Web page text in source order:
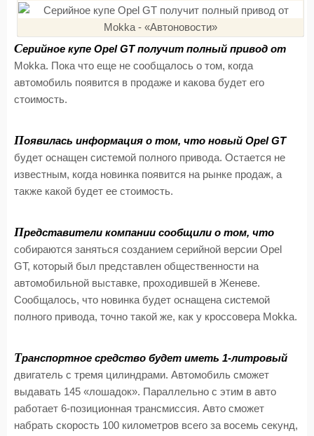
Серийное купе Opel GT получит полный привод от
Mokka. Пока что еще не сообщалось о том, когда
автомобиль появится в продаже и какова будет его
стоимость.
Появилась информация о том, что новый Opel GT
будет оснащен системой полного привода. Остается не
известным, когда новинка появится на рынке продаж, а
также какой будет ее стоимость.
Представители компании сообщили о том, что
собираются заняться созданием серийной версии Opel
GT, который был представлен общественности на
автомобильной выставке, проходившей в Женеве.
Сообщалось, что новинка будет оснащена системой
полного привода, точно такой же, как у кроссовера Mokka.
Транспортное средство будет иметь 1-литровый
двигатель с тремя цилиндрами. Автомобиль сможет
выдавать 145 «лошадок». Параллельно с этим в авто
работает 6-позиционная трансмиссия. Авто сможет
набрать скорость 100 километров всего за восемь секунд,